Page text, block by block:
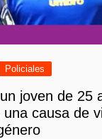
Policiales
joven de 25
causa de